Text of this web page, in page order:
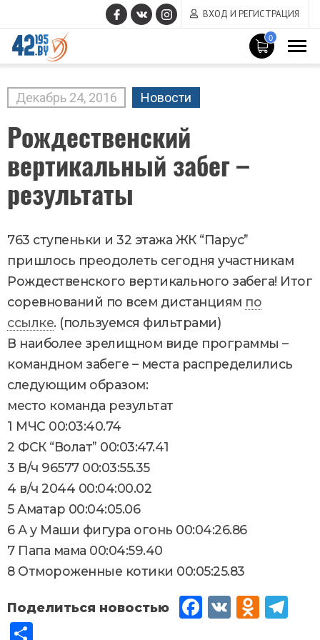
ВХОД И РЕГИСТРАЦИЯ
0
MAIN
CONTENT
Декабрь 24, 2016 Новости
Рождественский
вертикальный забег –
результаты
763 ступеньки и 32 этажа ЖК “Парус”
пришлось преодолеть сегодня участникам
Рождественского вертикального забега! Итог
соревнований по всем дистанциям по
ссылке. (пользуемся фильтрами)
В наиболее зрелищном виде программы –
командном забеге – места распределились
следующим образом:
место команда результат
1 МЧС 00:03:40.74
2 ФСК “Волат” 00:03:47.41
3 В/ч 96577 00:03:55.35
4 в/ч 2044 00:04:00.02
5 Аматар 00:04:05.06
6 А у Маши фигура огонь 00:04:26.86
7 Папа мама 00:04:59.40
8 Отмороженные котики 00:05:25.83
Fac
VK
Od